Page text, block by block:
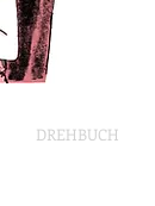
DREHBUCH